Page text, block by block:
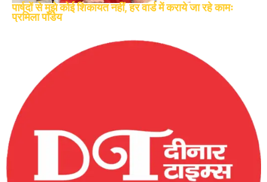
पार्षदों से मुझे कोई शिकायत नहीं, हर वार्ड में कराये जा रहे कामः
प्रमिला पांडेय